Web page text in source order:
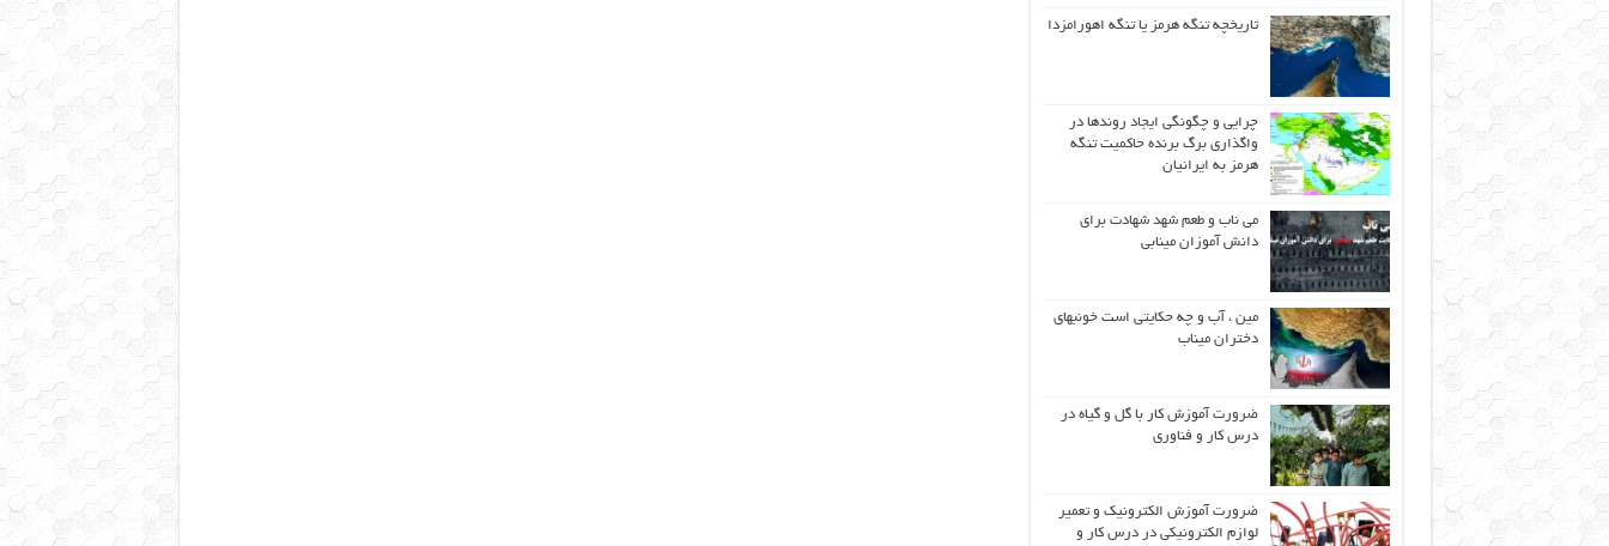
تاریخچه تنگه هرمز یا تنگه اهورامزدا
چرایی و چگونگی ایجاد روندها در
واگذاری برگ برنده حاکمیت تنگه
هرمز به ایرانیان
می ناب و طعم شهد شهادت برای
دانش آموزان مینابی
مین ، آب و چه حکایتی است خونبهای
دختران میناب
ضرورت آموزش کار با گل و گیاه در
درس کار و فناوری
ضرورت آموزش الکترونیک و تعمیر
لوازم الکترونیکی در درس کار و